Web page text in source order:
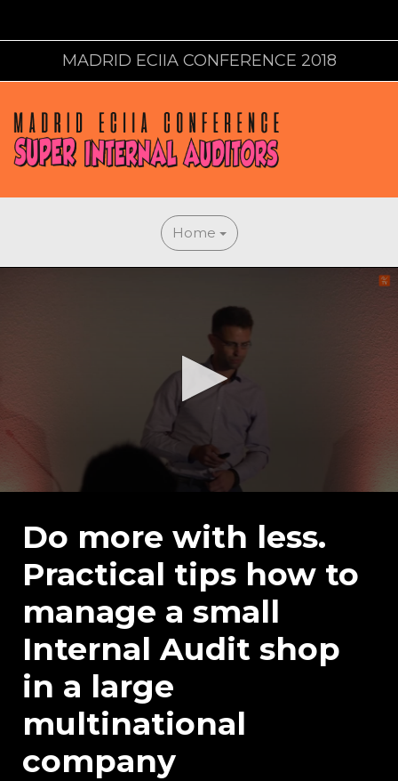
MADRID ECIIA CONFERENCE 2018
Home
0
seconds
Do more with less.
Practical tips how to
manage a small
Internal Audit shop
in a large
multinational
company